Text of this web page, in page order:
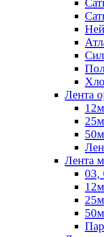
Лента
Лента
03,